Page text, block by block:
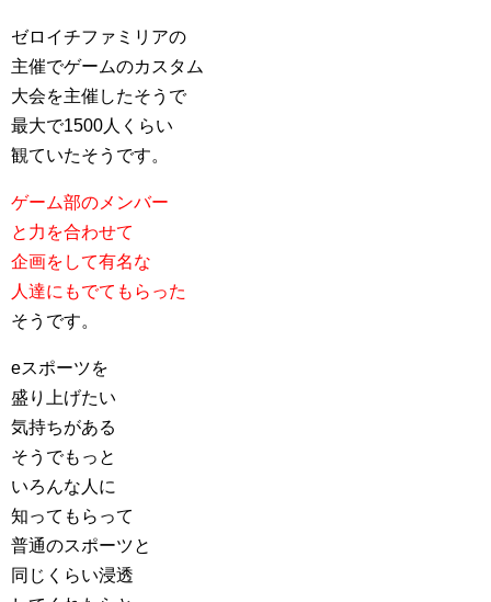
ゼロイチファミリアの
主催でゲームのカスタム
大会を主催したそうで
最大で1500人くらい
観ていたそうです。
ゲーム部のメンバー
と力を合わせて
企画をして有名な
人達にもでてもらった
そうです。
eスポーツを
盛り上げたい
気持ちがある
そうでもっと
いろんな人に
知ってもらって
普通のスポーツと
同じくらい浸透